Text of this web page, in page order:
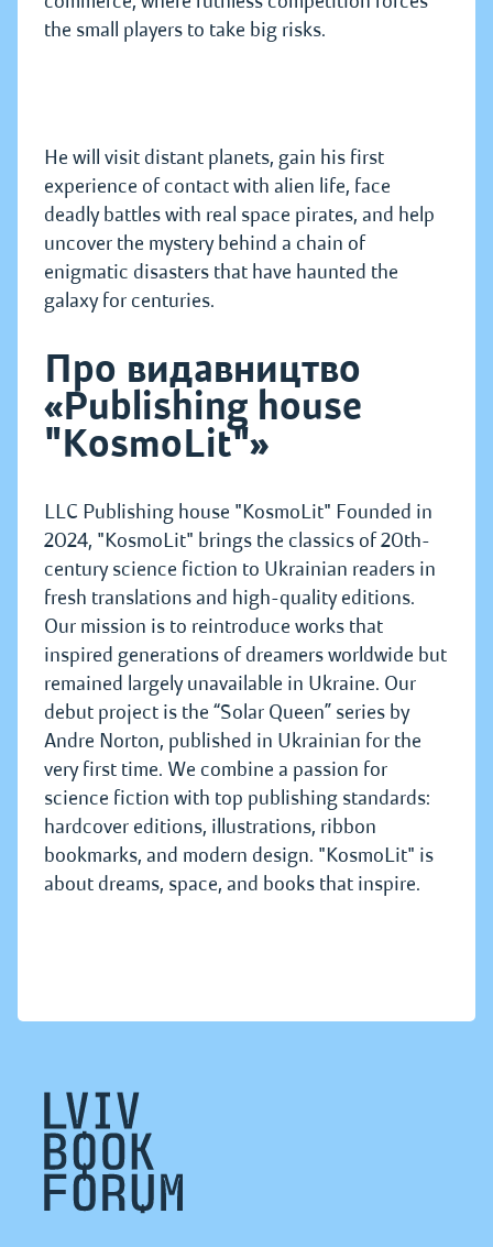
the small players to take big risks.
He will visit distant planets, gain his first
experience of contact with alien life, face
deadly battles with real space pirates, and help
uncover the mystery behind a chain of
enigmatic disasters that have haunted the
galaxy for centuries.
Про видавництво
«Publishing house
"KosmoLit"»
LLC Publishing house "KosmoLit" Founded in
2024, "KosmoLit" brings the classics of 20th-
century science fiction to Ukrainian readers in
fresh translations and high-quality editions.
Our mission is to reintroduce works that
inspired generations of dreamers worldwide but
remained largely unavailable in Ukraine. Our
debut project is the “Solar Queen” series by
Andre Norton, published in Ukrainian for the
very first time. We combine a passion for
science fiction with top publishing standards:
hardcover editions, illustrations, ribbon
bookmarks, and modern design. "KosmoLit" is
about dreams, space, and books that inspire.